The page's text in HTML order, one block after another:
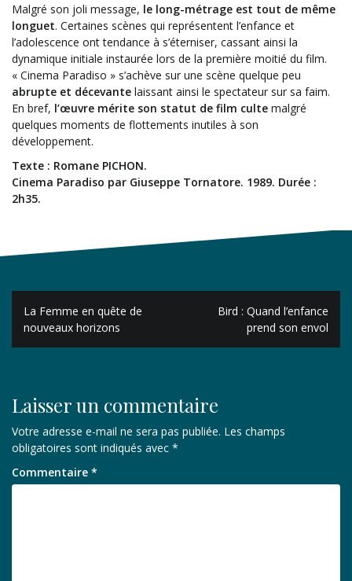
Malgré son joli message, le long-métrage est tout de même
longuet. Certaines scènes qui représentent l’enfance et
l’adolescence ont tendance à s’éterniser, cassant ainsi la
dynamique initiale instaurée lors de la première moitié du film.
« Cinema Paradiso » s’achève sur une scène quelque peu
abrupte et décevante laissant ainsi le spectateur sur sa faim.
En bref, l’œuvre mérite son statut de film culte malgré
quelques moments de flottements inutiles à son
développement.
Texte : Romane PICHON.
Cinema Paradiso par Giuseppe Tornatore. 1989. Durée :
2h35.
Navigation
de
l’article
La Femme en quête de
nouveaux horizons
Bird : Quand l’enfance
prend son envol
Laisser un commentaire
Votre adresse e-mail ne sera pas publiée. Les champs
obligatoires sont indiqués avec *
Commentaire *